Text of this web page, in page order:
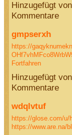
Hinzugefügt von
Kommentare
gmpserxh
https://
Fortfahren
Hinzugefügt von
Kommentare
wdqlvtuf
https://glose.com/u/
https://www.are.na/